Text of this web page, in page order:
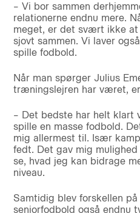
– Vi bor sammen
relationerne endnu mere.
meget, er det svært ikke
sjovt sammen. Vi laver
spille fodbold.
Når man spørger Julius
træningslejren har været,
– Det bedste har helt
spille en masse fodbold.
mig allermest til. Især
fedt. Det gav mig
se, hvad jeg kan bidrage
niveau.
Samtidig blev forskellen
seniorfodbold også endnu